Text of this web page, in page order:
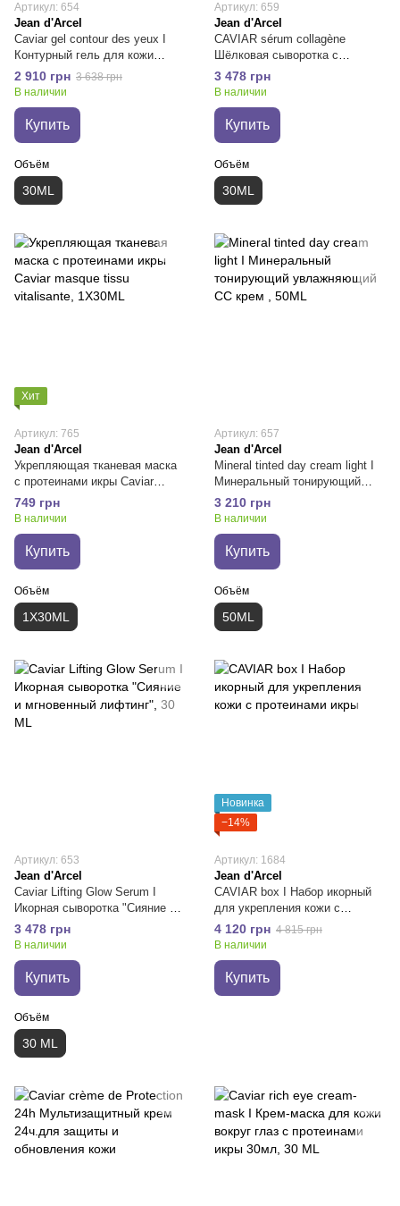
Артикул: 654
Jean d'Arcel
Caviar gel contour des yeux I
Контурный гель для кожи
вокруг глаз от отеков
2 910 грн 3 638 грн
В наличии
Купить
Объём
30ML
Артикул: 659
Jean d'Arcel
CAVIAR sérum collagène
Шёлковая сыворотка с
коллагеновым бустером
3 478 грн
В наличии
Купить
Объём
30ML
Хит
Артикул: 765
Jean d'Arcel
Укрепляющая тканевая маска
с протеинами икры Сaviar
masque tissu vitalisante
749 грн
В наличии
Купить
Объём
1X30ML
Артикул: 657
Jean d'Arcel
Mineral tinted day cream light I
Минеральный тонирующий
увлажняющий СС крем
3 210 грн
В наличии
Купить
Объём
50ML
Артикул: 653
Jean d'Arcel
Caviar Lifting Glow Serum I
Икорная сыворотка "Сияние и
мгновенный лифтинг"
3 478 грн
В наличии
Купить
Объём
30 ML
Новинка
−14%
Артикул: 1684
Jean d'Arcel
CAVIAR box I Набор икорный
для укрепления кожи с
протеинами икры
4 120 грн 4 815 грн
В наличии
Купить